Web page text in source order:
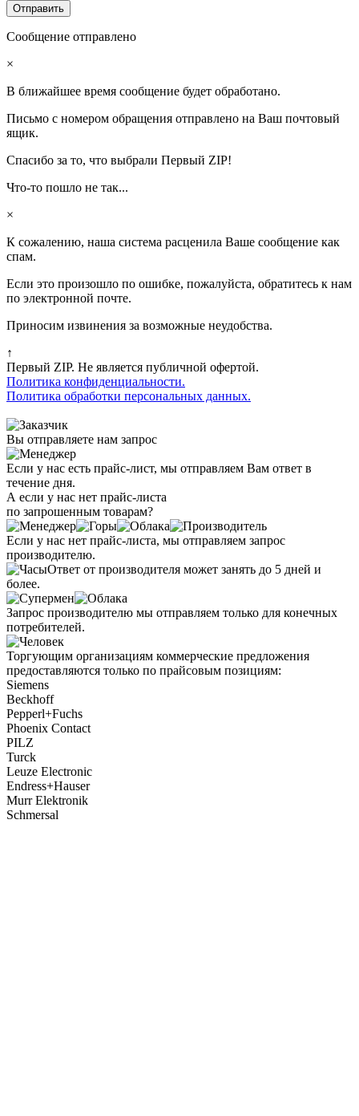
Сообщение отправлено
×
В ближайшее время сообщение будет обработано.
Письмо с номером обращения отправлено на Ваш почтовый
ящик.
Спасибо за то, что выбрали Первый ZIP!
Что-то пошло не так...
×
К сожалению, наша система расценила Ваше сообщение как
спам.
Если это произошло по ошибке, пожалуйста, обратитесь к нам
по электронной почте.
Приносим извинения за возможные неудобства.
↑
Первый ZIP. Не является публичной офертой.
Политика конфиденциальности.
Политика обработки персональных данных.
Вы отправляете нам запрос
Если у нас есть прайс-лист, мы отправляем Вам ответ в
течение дня.
А если у нас нет прайс-листа
по запрошенным товарам?
Если у нас нет прайс-листа, мы отправляем запрос
производителю.
Ответ от производителя может занять до 5 дней и
более.
Запрос производителю мы отправляем только для конечных
потребителей.
Торгующим организациям коммерческие предложения
предоставляются только по прайсовым позициям:
Siemens
Beckhoff
Pepperl+Fuchs
Phoenix Contact
PILZ
Turck
Leuze Electronic
Endress+Hauser
Murr Elektronik
Schmersal